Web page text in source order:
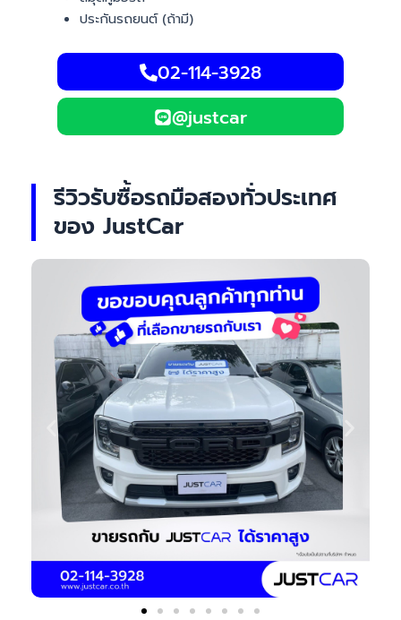
ประกันรถยนต์ (ถ้ามี)
02-114-3928
@justcar
รีวิวรับซื้อรถมือสองทั่วประเทศ
ของ JustCar